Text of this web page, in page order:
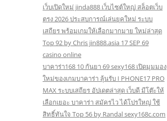
เว็บเปิดใหม่ jinda888 เว็บไซต์ใหญ่ สล็อตเว็บ
ตรง 2026 ประสบการณ์เล่นยุคใหม่ ระบบ
เสถียร พร้อมเกมให้เลือกมากมาย ใหม่ล่าสุด
Top 92 by Chris jin888.asia 17 SEP 69
casino online
บาคาร่า168 10 กันยา 69 sexy168 เปิดมุมมอง
ใหม่ของเกมบาคาร่า ลุ้นรับ I PHONE17 PRO
MAX ระบบเสถียร อัปเดตล่าสุด เว็บดี มีโต๊ะให้
เลือกเยอะ บาคาร่า สมัครไว ได้โปรใหญ่ ใช้
สิทธิ์ทันใจ Top 56 by Randal sexy168c.com